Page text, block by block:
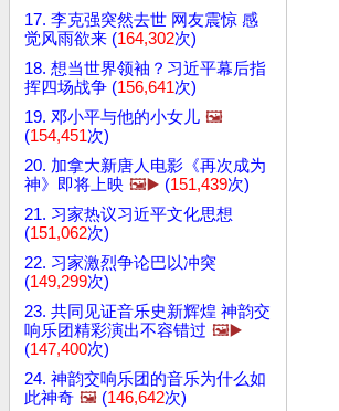
17. 李克强突然去世 网友震惊 感
觉风雨欲来 (164,302次)
18. 想当世界领袖？习近平幕后指
挥四场战争 (156,641次)
19. 邓小平与他的小女儿 🖼️
(154,451次)
20. 加拿大新唐人电影《再次成为
神》即将上映 🖼️▶️ (151,439次)
21. 习家热议习近平文化思想
(151,062次)
22. 习家激烈争论巴以冲突
(149,299次)
23. 共同见证音乐史新辉煌 神韵交
响乐团精彩演出不容错过 🖼️▶️
(147,400次)
24. 神韵交响乐团的音乐为什么如
此神奇 🖼️ (146,642次)